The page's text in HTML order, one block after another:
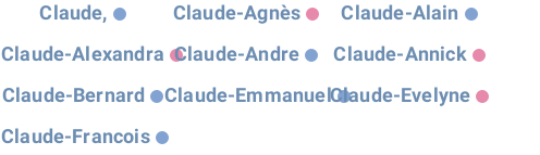
Claude, Claude-Agnès
Claude-Alain
Claude-Alexandra Claude-Andre
Claude-Annick
Claude-Bernard Claude-EmmanuelClaude-Evelyne
Claude-Francois